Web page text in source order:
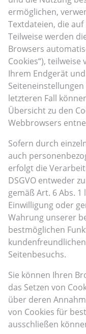
ermöglichen,
Textdateien, die
Teilweise werden
Browsers
Cookies“),
Ihrem Endgerät
Seiteneinstellungen
letzteren Fall
Übersicht zu den
Webbrowsers
Sofern durch
auch
erfolgt die
DSGVO entweder
gemäß Art. 6 Abs. 1
Einwilligung oder
Wahrung unserer
bestmöglichen
Seitenbesuchs.
Sie können Ihren
das Setzen von
über deren
von Cookies für
ausschließen